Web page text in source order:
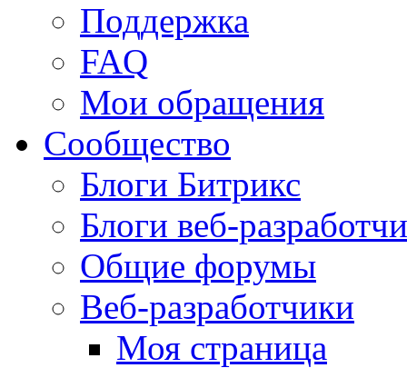
Поддержка
FAQ
Мои обращения
Сообщество
Блоги Битрикс
Блоги веб-
Общие форумы
Веб-разработчики
Моя страница